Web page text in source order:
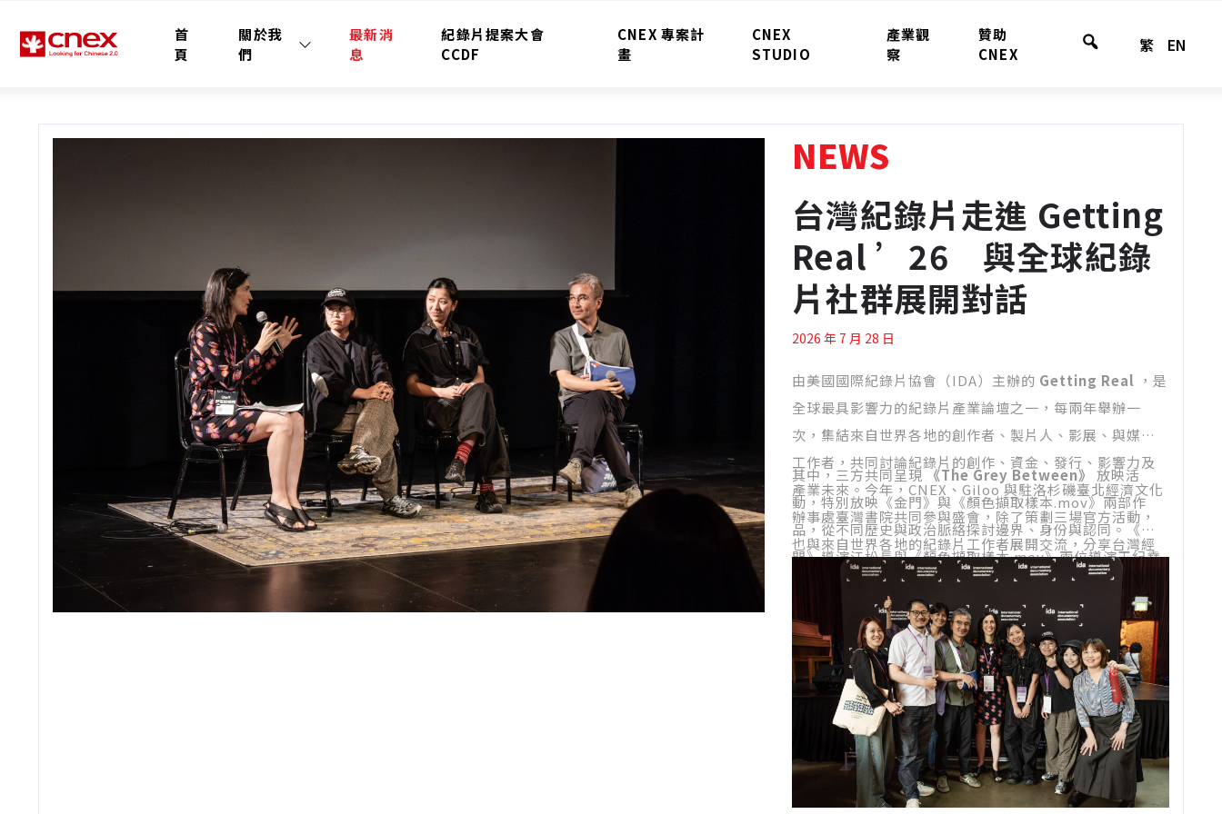
首
頁
關於我
們
最新消
息
紀錄片提案大會
CCDF
CNEX 專案計
畫
CNEX
STUDIO
產業觀
察
贊助
CNEX
全
繁 EN
NEWS
台灣紀錄片走進 Getting
Real ’26 與全球紀錄
片社群展開對話
2026 年 7 月 28 日
由美國國際紀錄片協會（IDA）主辦的 Getting Real ，是
全球最具影響力的紀錄片產業論壇之一，每兩年舉辦一
次，集結來自世界各地的創作者、製片人、影展、與媒體
工作者，共同討論紀錄片的創作、資金、發行、影響力及
產業未來。今年，CNEX、Giloo 與駐洛杉磯臺北經濟文化
辦事處臺灣書院共同參與盛會，除了策劃三場官方活動，
也與來自世界各地的紀錄片工作者展開交流，分享台灣經
驗，建立新的合作連結。
其中，三方共同呈現 《The Grey Between》
放映活
動，特別放映《金門》與《顏色擷取樣本.mov》兩部作
品，從不同歷史與政治脈絡探討邊界、身份與認同。《金
門》導演江松長與《顏色擷取樣本.mov》兩位導演王紀堯
與陳卓斯出席現場映後，交流十分熱烈，駐洛杉磯臺北經
濟文化辦事處處長馬博元及夫人楊雅琇也到場支持，現場
觀眾圍繞地緣政治、創作歷程及文化認同踴躍提問，展現
國際觀眾對台灣與華語紀錄片的高度關注。